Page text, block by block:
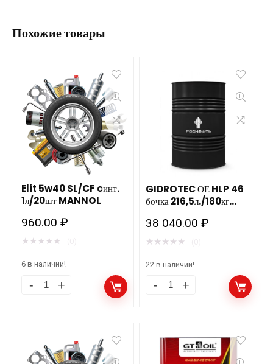
Похожие товары
Elit 5w40 SL/CF cинт.
1л/20шт MANNOL
960.00₽
★ ★ ★ ★ ★
6 в наличии!
GIDROTEC ОЕ HLP 46
бочка 216,5л./180кг
38 040.00₽
★ ★ ★ ★ ★
22 в наличии!